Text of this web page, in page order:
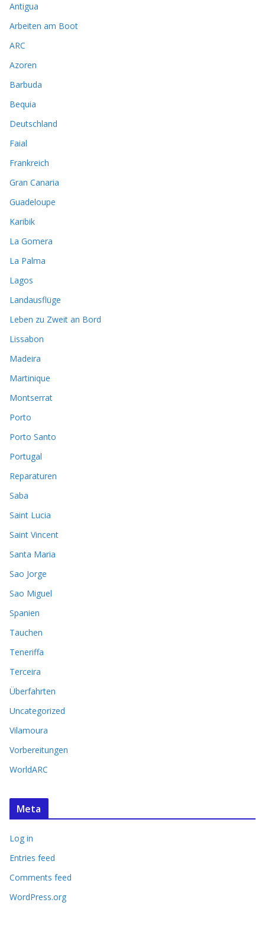
Antigua
Arbeiten am Boot
ARC
Azoren
Barbuda
Bequia
Deutschland
Faial
Frankreich
Gran Canaria
Guadeloupe
Karibik
La Gomera
La Palma
Lagos
Landausflüge
Leben zu Zweit an Bord
Lissabon
Madeira
Martinique
Montserrat
Porto
Porto Santo
Portugal
Reparaturen
Saba
Saint Lucia
Saint Vincent
Santa Maria
Sao Jorge
Sao Miguel
Spanien
Tauchen
Teneriffa
Terceira
Überfahrten
Uncategorized
Vilamoura
Vorbereitungen
WorldARC
Meta
Log in
Entries feed
Comments feed
WordPress.org